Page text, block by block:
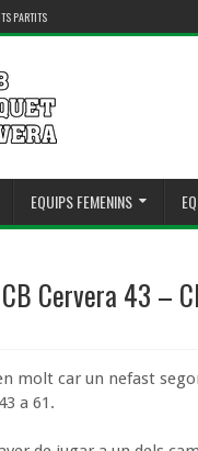
PARTITS
EQUIPS FEMENINS
Cervera 43 –
molt car un nefast
a 61.